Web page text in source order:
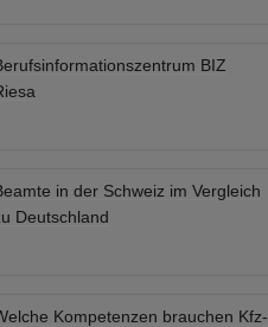
BIZ
in der Schweiz im Vergleich
Deutschland
Kompetenzen brauchen Kfz-